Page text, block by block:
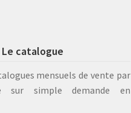
Le catalogue
mensuels de vente par
sur simple demande en